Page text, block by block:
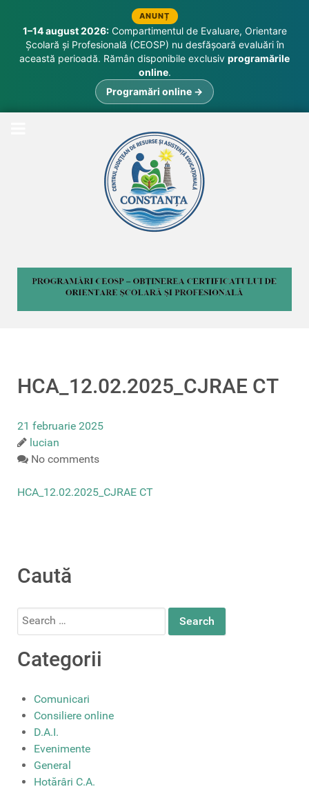
ANUNȚ
1–14 august 2026:Compartimentul de Evaluare, Orientare
Școlară și Profesională (CEOSP) nu desfășoară evaluări în
această perioadă. Rămân disponibile exclusiv programările
online.
Programări online →
HCA_12.02.2025_CJRAE CT
21 februarie 2025
lucian
No comments
HCA_12.02.2025_CJRAE CT
Caută
Search
Categorii
Comunicari
Consiliere online
D.A.I.
Evenimente
General
Hotărâri C.A.